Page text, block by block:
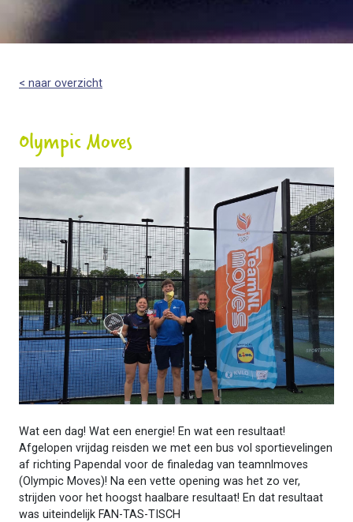
< naar overzicht
Olympic Moves
Wat een dag! Wat een energie! En wat een resultaat!
Afgelopen vrijdag reisden we met een bus vol sportievelingen
af richting Papendal voor de finaledag van teamnlmoves
(Olympic Moves)! Na een vette opening was het zo ver,
strijden voor het hoogst haalbare resultaat! En dat resultaat
was uiteindelijk FAN-TAS-TISCH